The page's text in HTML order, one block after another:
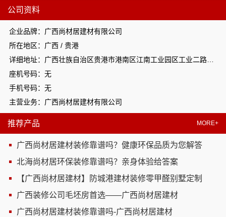
公司资料
企业品牌：广西尚材居建材有限公司
所在地区：广西 / 贵港
详细地址：广西壮族自治区贵港市港南区江南工业园区工业二路与南二路交汇处东南角
座机号码：无
手机号码：无
主营业务：广西尚材居建材有限公司
推荐产品 MORE+
广西尚材居建材装修靠谱吗？健康环保品质为您解答
北海尚材居环保装修靠谱吗？亲身体验给答案
【广西尚材居建材】防城港建材装修零甲醛别墅定制
广西装修公司毛坯房首选——广西尚材居建材
广西尚材居建材装修靠谱吗-广西尚材居建材